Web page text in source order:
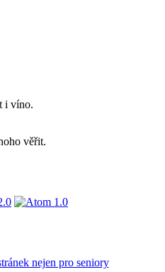
i víno.
věřit.
nejen pro seniory